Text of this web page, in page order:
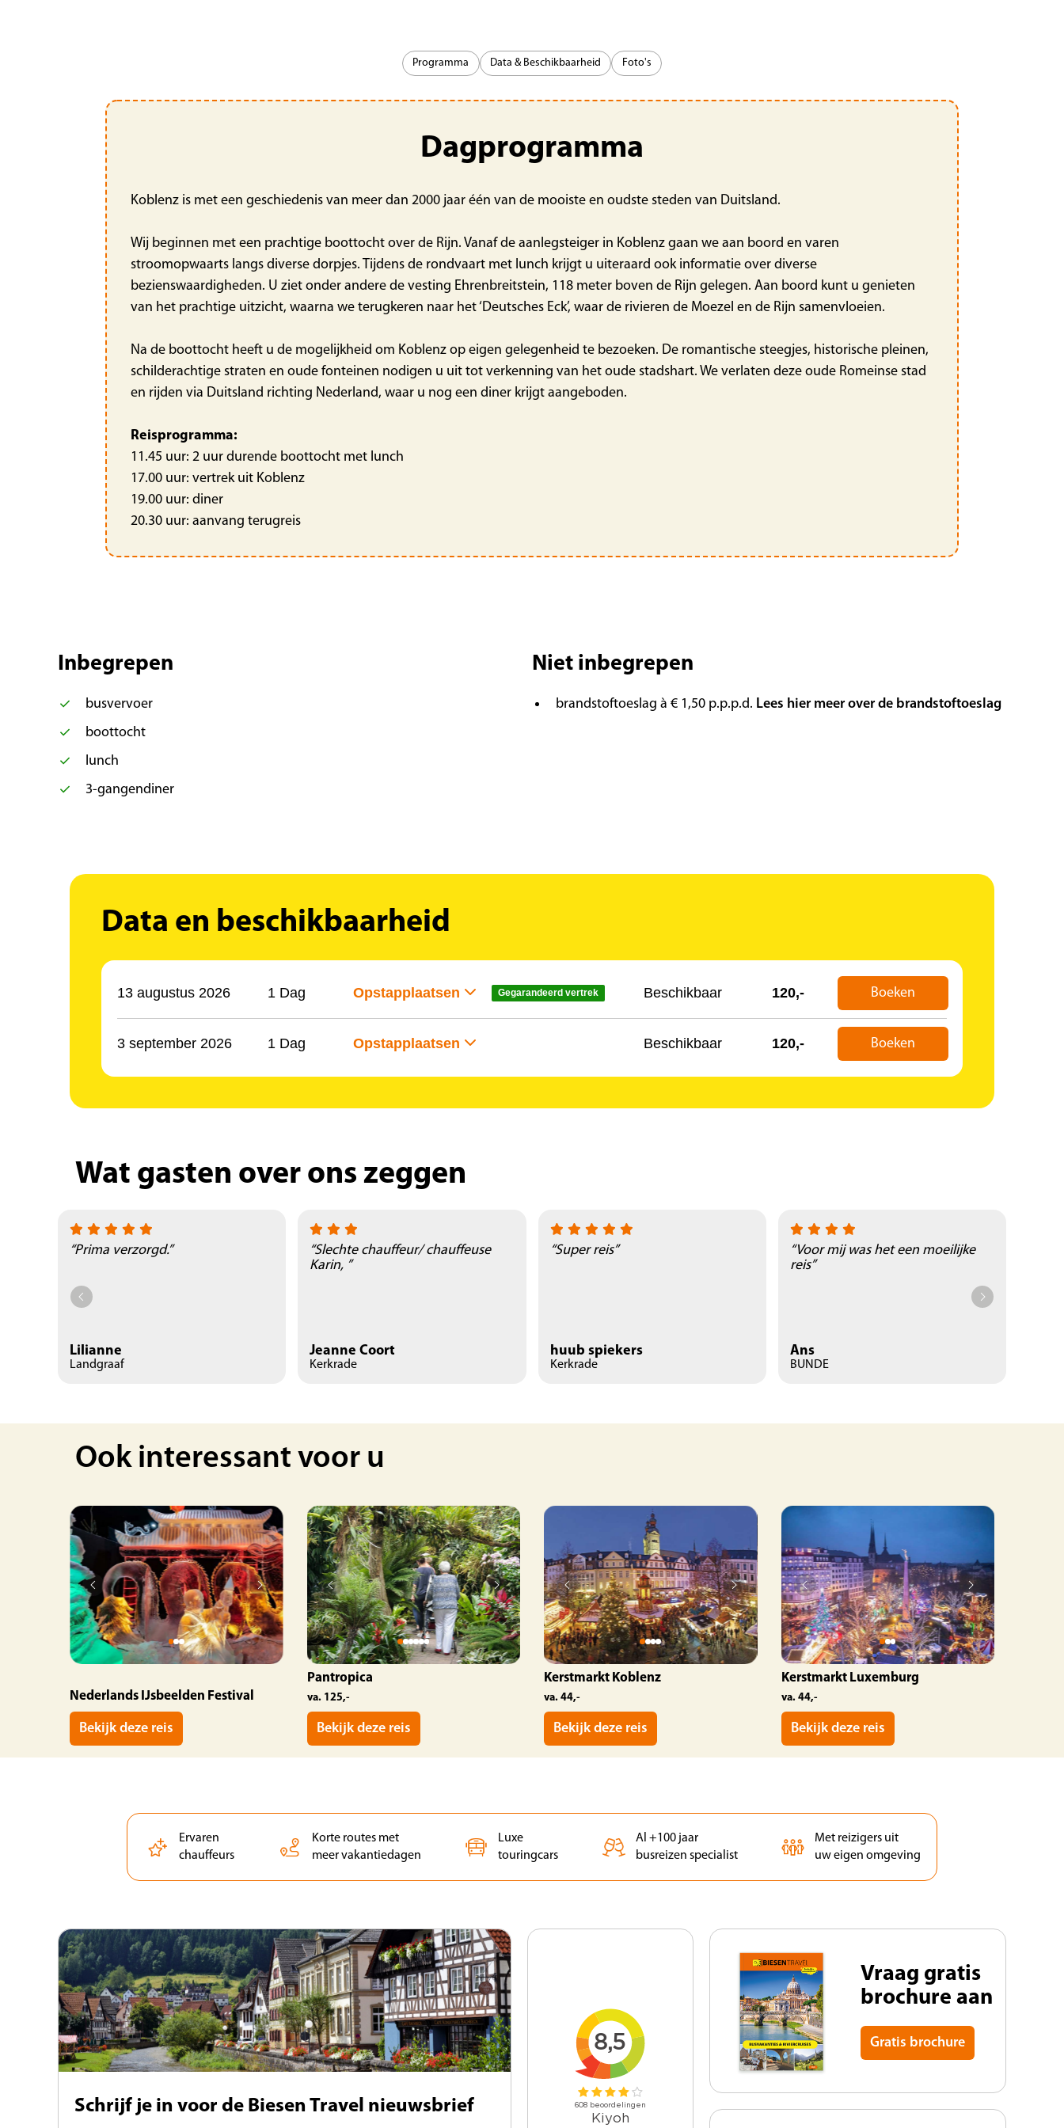
Programma Data & Beschikbaarheid Foto's
Dagprogramma
Koblenz is met een geschiedenis van meer dan 2000 jaar één van de mooiste en oudste steden van Duitsland.
Wij beginnen met een prachtige boottocht over de Rijn. Vanaf de aanlegsteiger in Koblenz gaan we aan boord en varen
stroomopwaarts langs diverse dorpjes. Tijdens de rondvaart met lunch krijgt u uiteraard ook informatie over diverse
bezienswaardigheden. U ziet onder andere de vesting Ehrenbreitstein, 118 meter boven de Rijn gelegen. Aan boord kunt u genieten
van het prachtige uitzicht, waarna we terugkeren naar het ‘Deutsches Eck’, waar de rivieren de Moezel en de Rijn samenvloeien.
Na de boottocht heeft u de mogelijkheid om Koblenz op eigen gelegenheid te bezoeken. De romantische steegjes, historische pleinen,
schilderachtige straten en oude fonteinen nodigen u uit tot verkenning van het oude stadshart. We verlaten deze oude Romeinse stad
en rijden via Duitsland richting Nederland, waar u nog een diner krijgt aangeboden.
Reisprogramma:
11.45 uur: 2 uur durende boottocht met lunch
17.00 uur: vertrek uit Koblenz
19.00 uur: diner
20.30 uur: aanvang terugreis
Inbegrepen
busvervoer
boottocht
lunch
3-gangendiner
Niet inbegrepen
brandstoftoeslag à € 1,50 p.p.p.d. Lees hier meer over de brandstoftoeslag
Data en beschikbaarheid
13 augustus 2026 1 Dag Opstapplaatsen Gegarandeerd vertrek Beschikbaar 120,- Boeken
3 september 2026 1 Dag Opstapplaatsen Beschikbaar 120,- Boeken
Wat gasten over ons zeggen
“Prima verzorgd.”
Lilianne
Landgraaf
“Slechte chauffeur/ chauffeuse
Karin, ”
Jeanne Coort
Kerkrade
“Super reis”
huub spiekers
Kerkrade
“Voor mij was het een moeilijke
reis”
Ans
BUNDE
Ook interessant voor u
Nederlands IJsbeelden Festival
Bekijk deze reis
Pantropica
va. 125,-
Bekijk deze reis
Kerstmarkt Koblenz
va. 44,-
Bekijk deze reis
Kerstmarkt Luxemburg
va. 44,-
Bekijk deze reis
Ervaren
chauffeurs
Korte routes met
meer vakantiedagen
Luxe
touringcars
Al +100 jaar
busreizen specialist
Met reizigers uit
uw eigen omgeving
Schrijf je in voor de Biesen Travel nieuwsbrief
Vraag gratis
brochure aan
Gratis brochure